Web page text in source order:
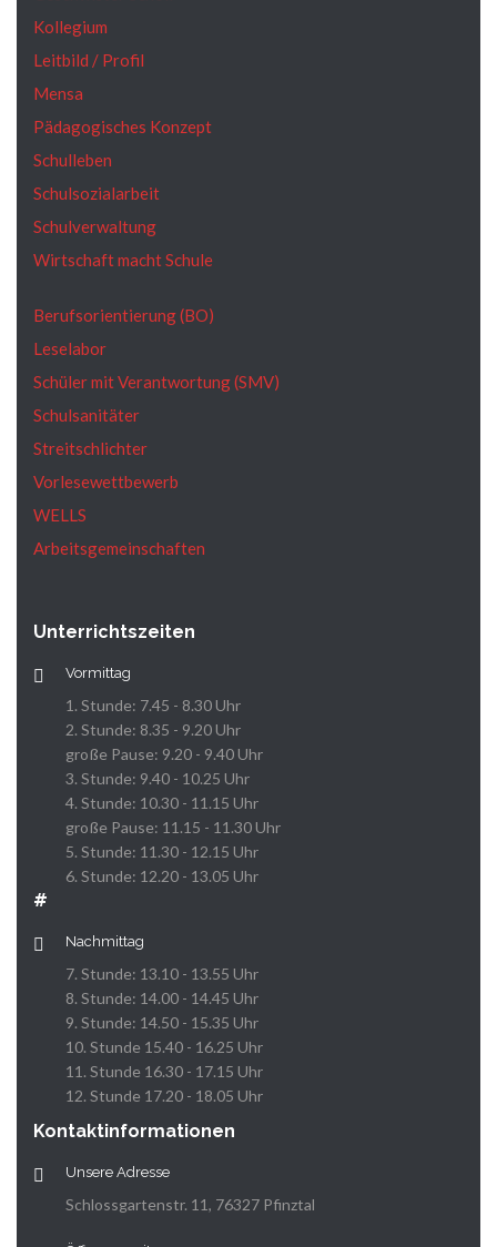
Kollegium
Leitbild / Profil
Mensa
Pädagogisches Konzept
Schulleben
Schulsozialarbeit
Schulverwaltung
Wirtschaft macht Schule
Berufsorientierung (BO)
Leselabor
Schüler mit Verantwortung (SMV)
Schulsanitäter
Streitschlichter
Vorlesewettbewerb
WELLS
Arbeitsgemeinschaften
Unterrichtszeiten
Vormittag
1. Stunde: 7.45 - 8.30 Uhr
2. Stunde: 8.35 - 9.20 Uhr
große Pause: 9.20 - 9.40 Uhr
3. Stunde: 9.40 - 10.25 Uhr
4. Stunde: 10.30 - 11.15 Uhr
große Pause: 11.15 - 11.30 Uhr
5. Stunde: 11.30 - 12.15 Uhr
6. Stunde: 12.20 - 13.05 Uhr
#
Nachmittag
7. Stunde: 13.10 - 13.55 Uhr
8. Stunde: 14.00 - 14.45 Uhr
9. Stunde: 14.50 - 15.35 Uhr
10. Stunde 15.40 - 16.25 Uhr
11. Stunde 16.30 - 17.15 Uhr
12. Stunde 17.20 - 18.05 Uhr
Kontaktinformationen
Unsere Adresse
Schlossgartenstr. 11, 76327 Pfinztal